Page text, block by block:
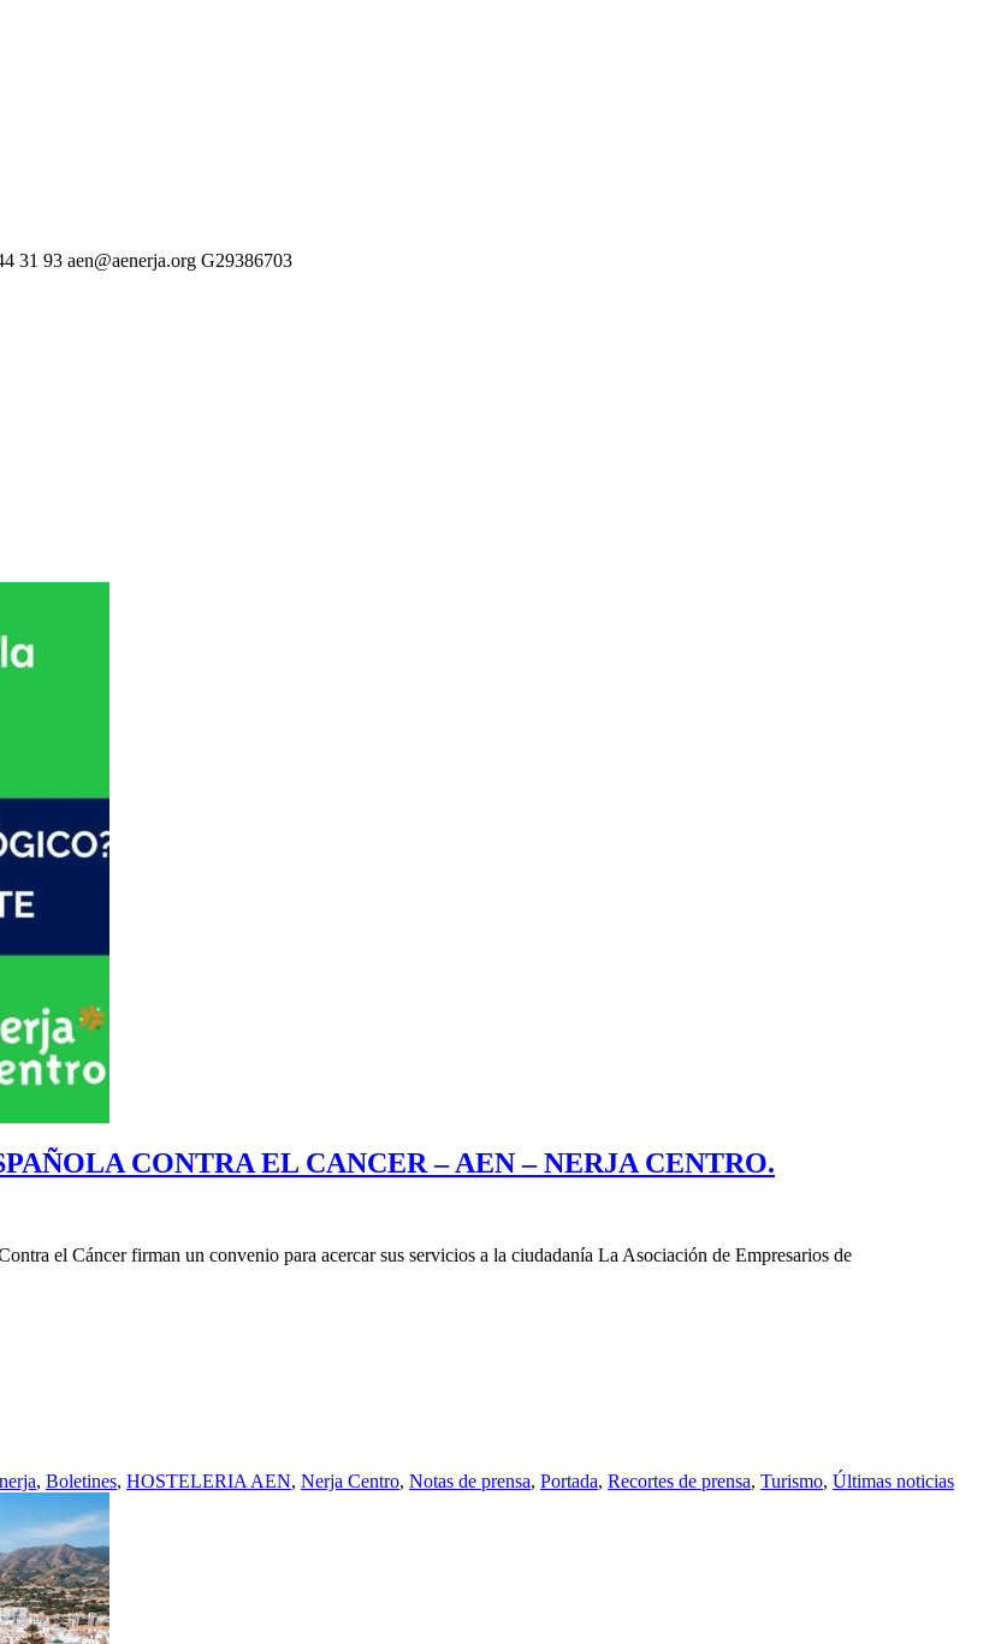
93 aen@aenerja.org G29386703
CONTRA EL CANCER – AEN – NERJA CENTRO.
el Cáncer firman un convenio para acercar sus servicios a la ciudadanía La Asociación de Empresarios de
, Boletines, HOSTELERIA AEN, Nerja Centro, Notas de prensa, Portada, Recortes de prensa, Turismo, Últimas noticias